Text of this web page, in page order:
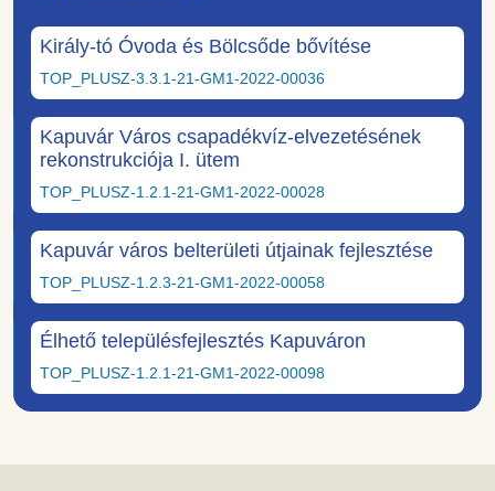
Király-tó Óvoda és Bölcsőde bővítése
TOP_PLUSZ-3.3.1-21-GM1-2022-00036
Kapuvár Város csapadékvíz-elvezetésének
rekonstrukciója I. ütem
TOP_PLUSZ-1.2.1-21-GM1-2022-00028
Kapuvár város belterületi útjainak fejlesztése
TOP_PLUSZ-1.2.3-21-GM1-2022-00058
Élhető településfejlesztés Kapuváron
TOP_PLUSZ-1.2.1-21-GM1-2022-00098